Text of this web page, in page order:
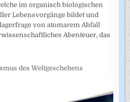
im organisch biologischen
Lebensvorgänge bildet und
von atomarem Abfall
Abenteuer, das
des Weltgeschehens